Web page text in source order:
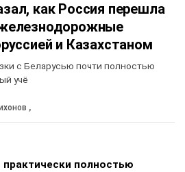
как Россия перешла
и Казахстаном
с Беларусью почти полностью
учё
,
практически полностью